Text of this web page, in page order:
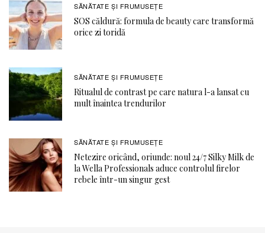
SĂNĂTATE ŞI FRUMUSEȚE
SOS căldură: formula de beauty care transformă
orice zi toridă
SĂNĂTATE ŞI FRUMUSEȚE
Ritualul de contrast pe care natura l-a lansat cu
mult înaintea trendurilor
SĂNĂTATE ŞI FRUMUSEȚE
Netezire oricând, oriunde: noul 24/7 Silky Milk de
la Wella Professionals aduce controlul firelor
rebele într-un singur gest